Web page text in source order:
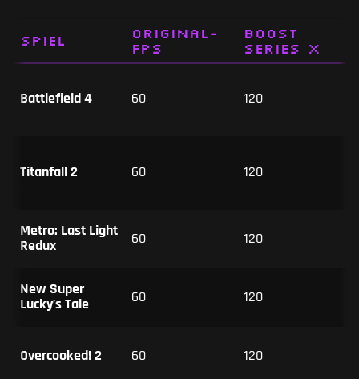
Spiel
Original-
FPS
Boost
Series X
Battlefield 4 60 120
Titanfall 2 60 120
Metro: Last Light
Redux
60 120
New Super
Lucky’s Tale
60 120
Overcooked! 2 60 120